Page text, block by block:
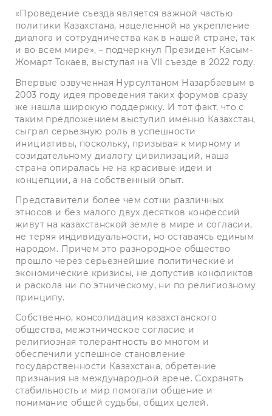
«Проведение съезда является важной частью
политики Казах­стана, нацеленной на укрепление
диалога и сотрудничества как в нашей стране, так
и во всем мире», – подчеркнул Президент Касым-
Жомарт Токаев, выступая на VII съезде в 2022 году.
Впервые озвученная Нурсултаном Назарбаевым в
2003 году идея проведения таких форумов сразу
же нашла широкую поддержку. И тот факт, что с
таким предложением выступил именно Казахстан,
сыграл серьезную роль в успешности
инициативы, поскольку, призывая к мирному и
созидательному диалогу цивилизаций, наша
страна опиралась не на красивые идеи и
концепции, а на собственный опыт.
Представители более чем сот­ни различных
этносов и без малого двух десятков конфессий
живут на казахстанской земле в мире и согласии,
не теряя индивидуальности, но оставаясь единым
народом. Причем это разнородное общество
прошло через серьезнейшие политические и
экономические кризисы, не допустив конфликтов
и раскола ни по этническому, ни по религиозному
принципу.
Собственно, консолидация казахстанского
общества, межэтническое согласие и
религиозная толерантность во многом и
обеспечили успешное становление
государственности Казахстана, обретение
признания на меж­дународной арене. Сохранять
стабильность и мир помогали общение и
понимание общей судьбы, общих целей.